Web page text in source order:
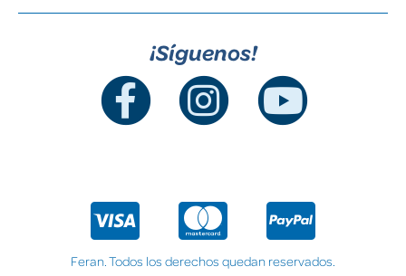
¡Síguenos!
Feran. Todos los derechos quedan reservados.